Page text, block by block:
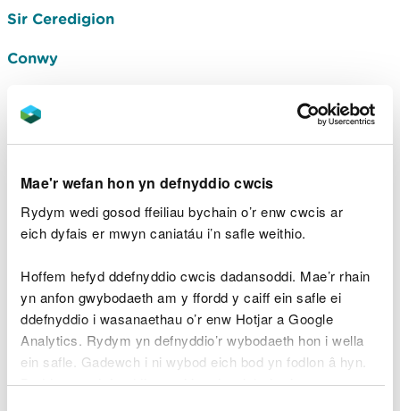
Mae'r wefan hon yn defnyddio cwcis
Rydym wedi gosod ffeiliau bychain o’r enw cwcis ar
eich dyfais er mwyn caniatáu i’n safle weithio.
Hoffem hefyd ddefnyddio cwcis dadansoddi. Mae’r rhain
yn anfon gwybodaeth am y ffordd y caiff ein safle ei
ddefnyddio i wasanaethau o’r enw Hotjar a Google
Analytics. Rydym yn defnyddio’r wybodaeth hon i wella
ein safle. Gadewch i ni wybod eich bod yn fodlon â hyn.
Byddwn yn defnyddio cwci i gadw eich dewis.
Sir Ceredigion
Conwy
Sir Fynwy
Sir Gaerfyrddin
Merthyr Tudful
Sir Penfro
Pen-y-bont ar Ogwr